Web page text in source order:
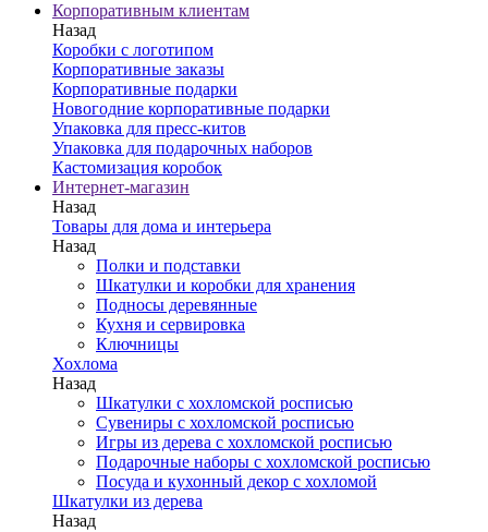
Корпоративным клиентам
Назад
Коробки с логотипом
Корпоративные заказы
Корпоративные подарки
Новогодние корпоративные подарки
Упаковка для пресс-китов
Упаковка для подарочных наборов
Кастомизация коробок
Интернет-магазин
Назад
Товары для дома и интерьера
Назад
Полки и подставки
Шкатулки и коробки для хранения
Подносы деревянные
Кухня и сервировка
Ключницы
Хохлома
Назад
Шкатулки с хохломской росписью
Сувениры с хохломской росписью
Игры из дерева с хохломской росписью
Подарочные наборы с хохломской росписью
Посуда и кухонный декор с хохломой
Шкатулки из дерева
Назад